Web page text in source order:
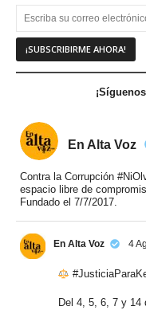
En Alta Voz
Contra la Corrupción
espacio libre de
Fundado el 7/7/2017.
En Alta Voz 4
Del 4, 5, 6, 7 y 14